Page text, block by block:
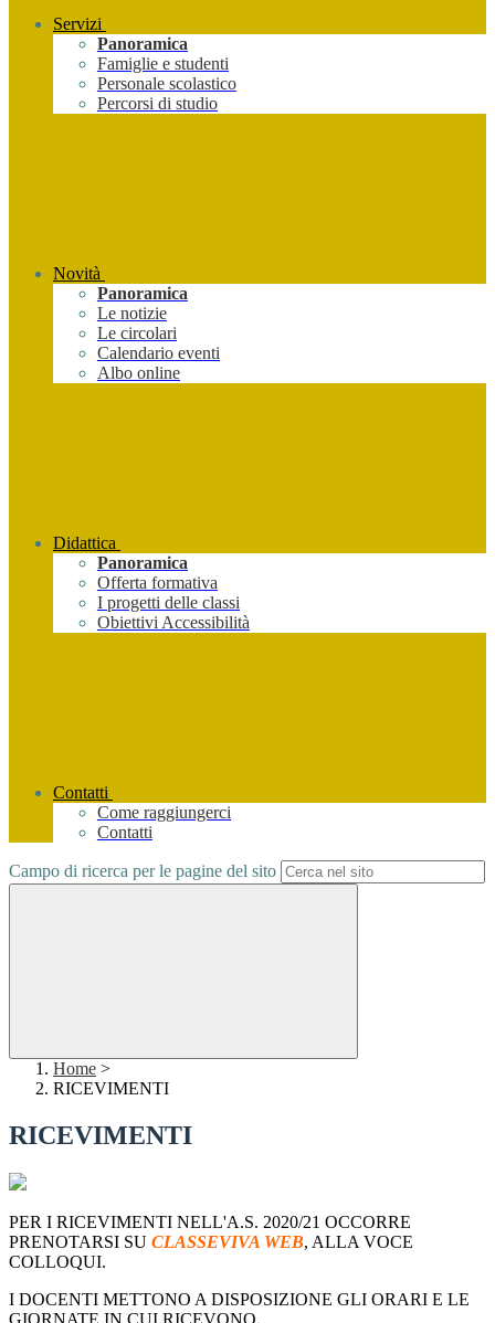
Servizi
Panoramica
Famiglie e studenti
Personale scolastico
Percorsi di studio
Novità
Panoramica
Le notizie
Le circolari
Calendario eventi
Albo online
Didattica
Panoramica
Offerta formativa
I progetti delle classi
Obiettivi Accessibilità
Contatti
Come raggiungerci
Contatti
Campo di ricerca per le pagine del sito
Home >
RICEVIMENTI
RICEVIMENTI
PER I RICEVIMENTI NELL'A.S. 2020/21 OCCORRE
PRENOTARSI SU CLASSEVIVA WEB, ALLA VOCE
COLLOQUI.
I DOCENTI METTONO A DISPOSIZIONE GLI ORARI E LE